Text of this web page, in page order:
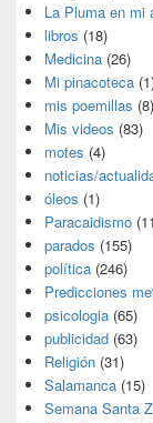
La Pluma en mi
libros (18)
Medicina (26)
Mi pinacoteca
mis poemillas (8)
Mis videos (83)
motes (4)
noticias/
óleos (1)
Paracaidismo
parados (155)
política (246)
Predicciones
psicologia (65)
publicidad (63)
Religión (31)
Salamanca (15)
Semana Santa